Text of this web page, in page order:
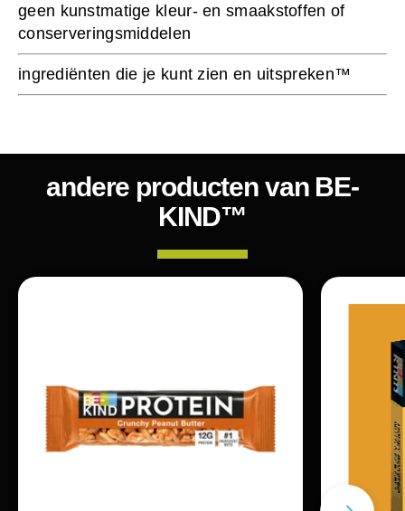
geen kunstmatige kleur- en smaakstoffen of
conserveringsmiddelen
ingrediënten die je kunt zien en uitspreken™
andere producten van BE-
KIND™